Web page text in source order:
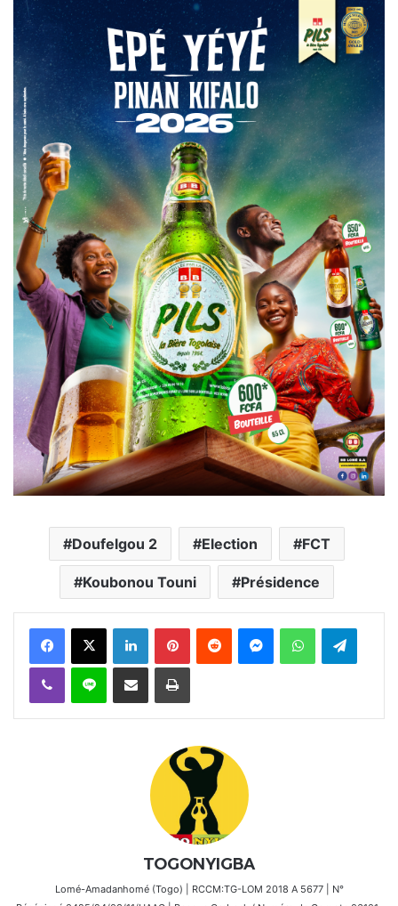
Doufelgou 2 Election FCT
Koubonou Touni Présidence
FacebookX Linkedin PinterestReddit MessengerWhatsAppTelegram
Viber Ligne Partager par email Imprimer
TOGONYIGBA
Lomé-Amadanhomé (Togo) | RCCM:TG-LOM 2018 A 5677 | N°